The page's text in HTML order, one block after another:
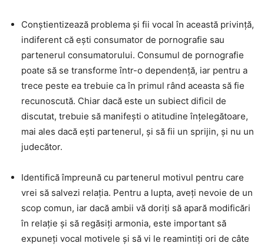
Conștientizează problema și fii vocal în această privință,
indiferent că ești consumator de pornografie sau
partenerul consumatorului. Consumul de pornografie
poate să se transforme într-o dependență, iar pentru a
trece peste ea trebuie ca în primul rând aceasta să fie
recunoscută. Chiar dacă este un subiect dificil de
discutat, trebuie să manifești o atitudine înțelegătoare,
mai ales dacă ești partenerul, și să fii un sprijin, și nu un
judecător.
Identifică împreună cu partenerul motivul pentru care
vrei să salvezi relația. Pentru a lupta, aveți nevoie de un
scop comun, iar dacă ambii vă doriți să apară modificări
în relație și să regăsiți armonia, este important să
expuneți vocal motivele și să vi le reamintiți ori de câte